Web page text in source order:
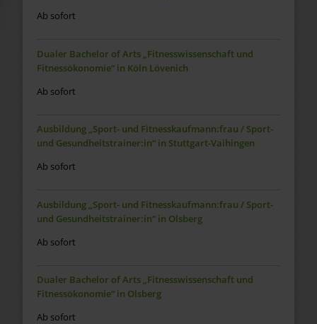
Ab sofort
Dualer Bachelor of Arts „Fitnesswissenschaft und
Fitnessökonomie“ in Köln Lövenich
Ab sofort
Ausbildung „Sport- und Fitnesskaufmann:frau / Sport-
und Gesundheitstrainer:in“ in Stuttgart-Vaihingen
Ab sofort
Ausbildung „Sport- und Fitnesskaufmann:frau / Sport-
und Gesundheitstrainer:in“ in Olsberg
Ab sofort
Dualer Bachelor of Arts „Fitnesswissenschaft und
Fitnessökonomie“ in Olsberg
Ab sofort